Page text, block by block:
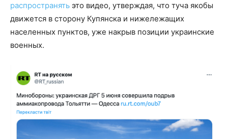
распространять это видео, утверждая, что туча якобы
движется в сторону Купянска и нижележащих
населенных пунктов, уже накрыв позиции украинские
военных.